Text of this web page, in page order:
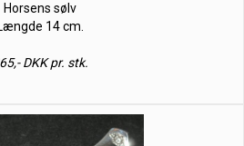
Horsens sølv
14 cm.
DKK pr. stk.